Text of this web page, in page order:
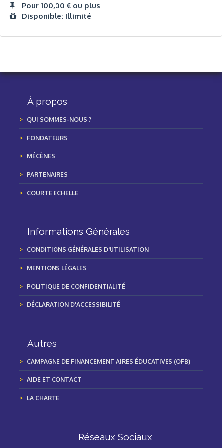
Pour 100,00 € ou plus
Disponible: Illimité
À propos
QUI SOMMES-NOUS ?
FONDATEURS
MÉCÈNES
PARTENAIRES
COURTE ECHELLE
Informations Générales
CONDITIONS GÉNÉRALES D'UTILISATION
MENTIONS LÉGALES
POLITIQUE DE CONFIDENTIALITÉ
DÉCLARATION D'ACCESSIBILITÉ
Autres
CAMPAGNE DE FINANCEMENT AIRES ÉDUCATIVES (OFB)
AIDE ET CONTACT
LA CHARTE
Réseaux Sociaux